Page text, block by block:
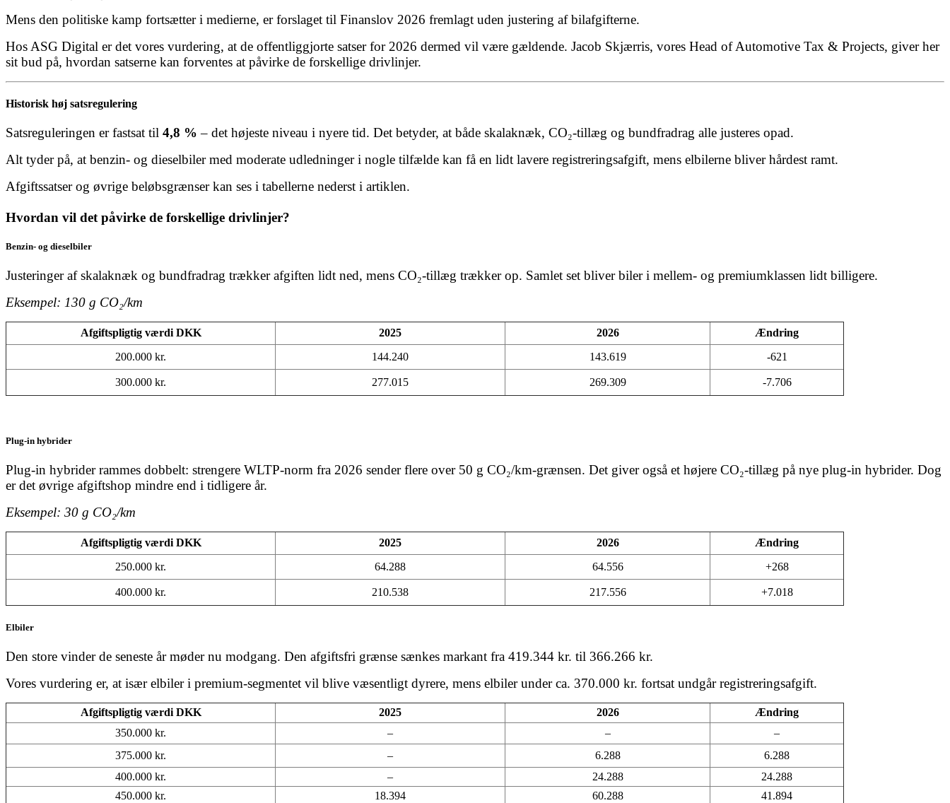
Mens den politiske kamp fortsætter i medierne, er forslaget til Finanslov 2026 fremlagt uden justering af bilafgifterne.
Hos ASG Digital er det vores vurdering, at de offentliggjorte satser for 2026 dermed vil være gældende. Jacob Skjærris, vores Head of Automotive Tax & Projects, giver her
sit bud på, hvordan satserne kan forventes at påvirke de forskellige drivlinjer.
Historisk høj satsregulering
Satsreguleringen er fastsat til 4,8 % – det højeste niveau i nyere tid. Det betyder, at både skalaknæk, CO₂-tillæg og bundfradrag alle justeres opad.
Alt tyder på, at benzin- og dieselbiler med moderate udledninger i nogle tilfælde kan få en lidt lavere registreringsafgift, mens elbilerne bliver hårdest ramt.
Afgiftssatser og øvrige beløbsgrænser kan ses i tabellerne nederst i artiklen.
Hvordan vil det påvirke de forskellige drivlinjer?
Benzin- og dieselbiler
Justeringer af skalaknæk og bundfradrag trækker afgiften lidt ned, mens CO₂-tillæg trækker op. Samlet set bliver biler i mellem- og premiumklassen lidt billigere.
Eksempel: 130 g CO₂/km
Afgiftspligtig værdi DKK 2025 2026
Ændring
200.000 kr.
144.240 143.619 -621
300.000 kr. 277.015 269.309 -7.706
Plug-in hybrider
Plug-in hybrider rammes dobbelt: strengere WLTP-norm fra 2026 sender flere over 50 g CO₂/km-grænsen. Det giver også et højere CO₂-tillæg på nye plug-in hybrider. Dog
er det øvrige afgiftshop mindre end i tidligere år.
Eksempel: 30 g CO₂/km
Afgiftspligtig værdi DKK 2025 2026
Ændring
250.000 kr.
64.288 64.556 +268
400.000 kr. 210.538 217.556 +7.018
Elbiler
Den store vinder de seneste år møder nu modgang. Den afgiftsfri grænse sænkes markant fra 419.344 kr. til 366.266 kr.
Vores vurdering er, at især elbiler i premium-segmentet vil blive væsentligt dyrere, mens elbiler under ca. 370.000 kr. fortsat undgår registreringsafgift.
Afgiftspligtig værdi DKK 2025 2026
Ændring
350.000 kr.
– –
–
375.000 kr.
– 6.288
6.288
400.000 kr.
– 24.288
24.288
450.000 kr.
18.394 60.288
41.894